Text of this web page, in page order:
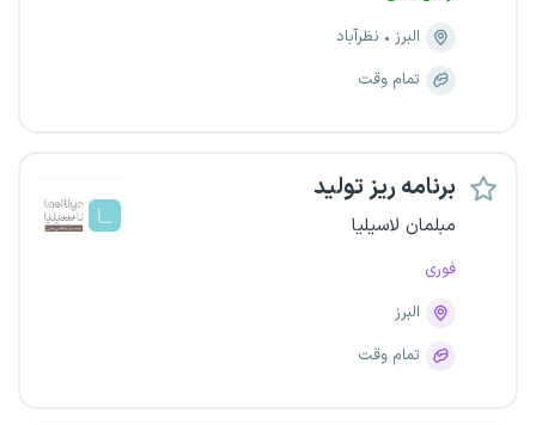
البرز
نظرآباد
تمام وقت
برنامه ریز تولید
مبلمان لاسیلیا
فوری
البرز
تمام وقت